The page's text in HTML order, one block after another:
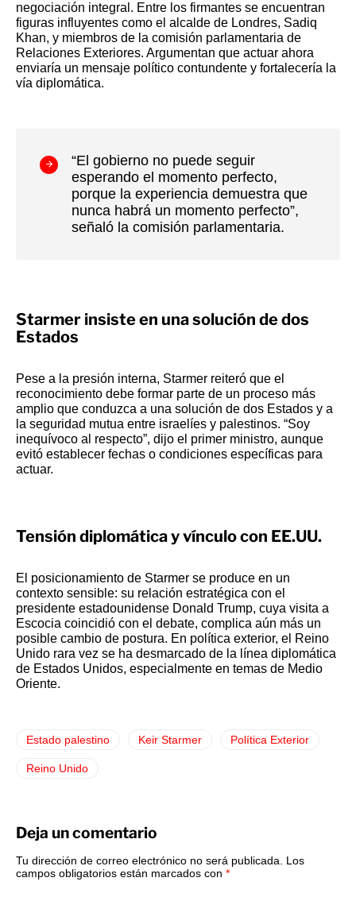
negociación integral. Entre los firmantes se encuentran
figuras influyentes como el alcalde de Londres, Sadiq
Khan, y miembros de la comisión parlamentaria de
Relaciones Exteriores. Argumentan que actuar ahora
enviaría un mensaje político contundente y fortalecería la
vía diplomática.
“El gobierno no puede seguir
esperando el momento perfecto,
porque la experiencia demuestra que
nunca habrá un momento perfecto”,
señaló la comisión parlamentaria.
Starmer insiste en una solución de dos
Estados
Pese a la presión interna, Starmer reiteró que el
reconocimiento debe formar parte de un proceso más
amplio que conduzca a una solución de dos Estados y a
la seguridad mutua entre israelíes y palestinos. “Soy
inequívoco al respecto”, dijo el primer ministro, aunque
evitó establecer fechas o condiciones específicas para
actuar.
Tensión diplomática y vínculo con EE.UU.
El posicionamiento de Starmer se produce en un
contexto sensible: su relación estratégica con el
presidente estadounidense Donald Trump, cuya visita a
Escocia coincidió con el debate, complica aún más un
posible cambio de postura. En política exterior, el Reino
Unido rara vez se ha desmarcado de la línea diplomática
de Estados Unidos, especialmente en temas de Medio
Oriente.
Estado palestino Keir Starmer Política Exterior
Reino Unido
Deja un comentario
Tu dirección de correo electrónico no será publicada.
Los
campos obligatorios están marcados con *